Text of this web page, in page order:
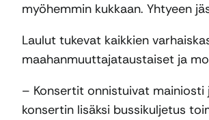
myöhemmin kukkaan. Yhtyeen
Laulut tukevat kaikkien
maahanmuuttajataustaiset ja
– Konsertit onnistuivat mainiosti
konsertin lisäksi bussikuljetus